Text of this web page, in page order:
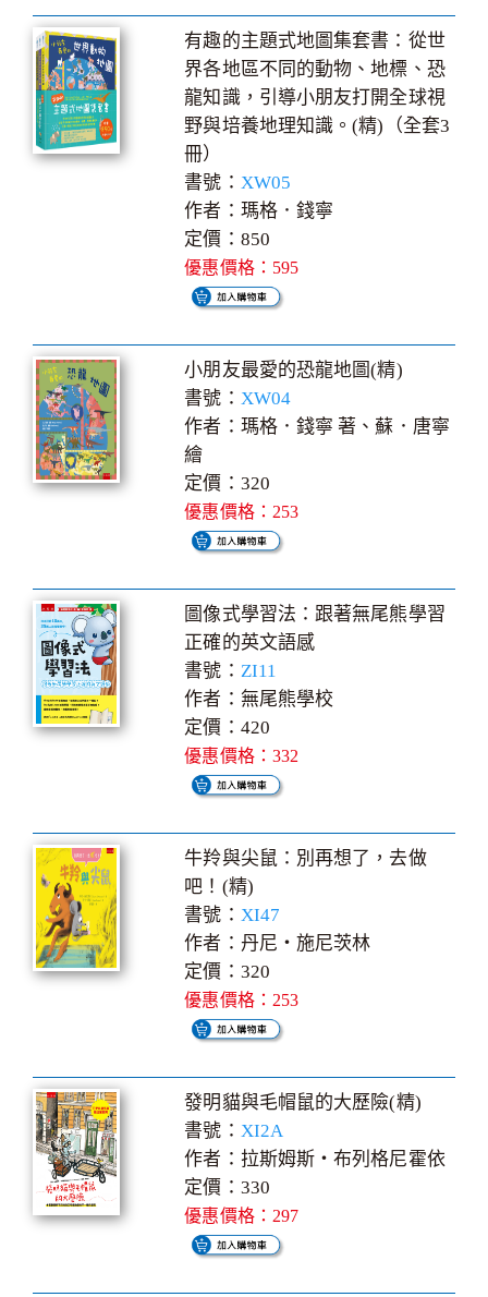
有趣的主題式地圖集套書：從世
界各地區不同的動物、地標、恐
龍知識，引導小朋友打開全球視
野與培養地理知識。(精)（全套3
冊）
書號： XW05
作者：瑪格．錢寧
定價：850
優惠價格：595
小朋友最愛的恐龍地圖(精)
書號： XW04
作者：瑪格．錢寧 著、蘇．唐寧
繪
定價：320
優惠價格：253
圖像式學習法：跟著無尾熊學習
正確的英文語感
書號： ZI11
作者：無尾熊學校
定價：420
優惠價格：332
牛羚與尖鼠：別再想了，去做
吧！(精)
書號： XI47
作者：丹尼‧施尼茨林
定價：320
優惠價格：253
發明貓與毛帽鼠的大歷險(精)
書號： XI2A
作者：拉斯姆斯‧布列格尼霍依
定價：330
優惠價格：297